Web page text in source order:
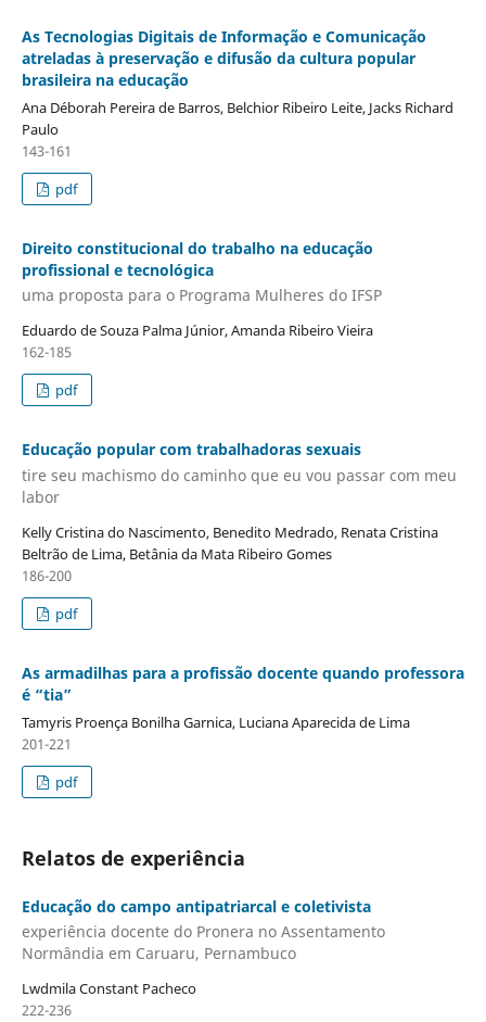
As Tecnologias Digitais de Informação e Comunicação
atreladas à preservação e difusão da cultura popular
brasileira na educação
Ana Déborah Pereira de Barros, Belchior Ribeiro Leite, Jacks Richard
Paulo
143-161
pdf
Direito constitucional do trabalho na educação
profissional e tecnológica
uma proposta para o Programa Mulheres do IFSP
Eduardo de Souza Palma Júnior, Amanda Ribeiro Vieira
162-185
pdf
Educação popular com trabalhadoras sexuais
tire seu machismo do caminho que eu vou passar com meu
labor
Kelly Cristina do Nascimento, Benedito Medrado, Renata Cristina
Beltrão de Lima, Betânia da Mata Ribeiro Gomes
186-200
pdf
As armadilhas para a profissão docente quando professora
é “tia”
Tamyris Proença Bonilha Garnica, Luciana Aparecida de Lima
201-221
pdf
Relatos de experiência
Educação do campo antipatriarcal e coletivista
experiência docente do Pronera no Assentamento
Normândia em Caruaru, Pernambuco
Lwdmila Constant Pacheco
222-236